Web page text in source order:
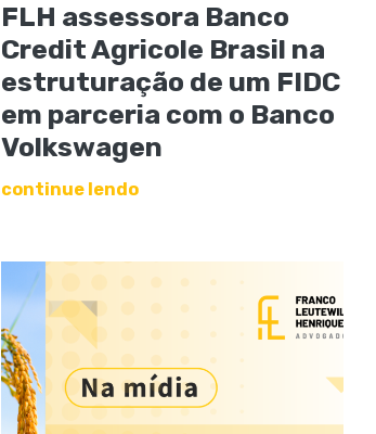
FLH assessora Banco
Credit Agricole Brasil na
estruturação de um FIDC
em parceria com o Banco
Volkswagen
continue lendo